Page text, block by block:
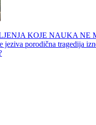
KOJE NAUKA NE
porodična tragedija